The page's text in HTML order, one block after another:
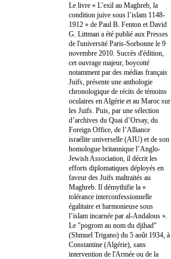
Le livre « L’exil au Maghreb, la
condition juive sous l’islam 1148-
1912 » de Paul B. Fenton et David
G. Littman a été publié aux Presses
de l'université Paris-Sorbonne le 9
novembre 2010. Succès d'édition,
cet ouvrage majeur, boycotté
notamment par des médias français
Juifs, présente une anthologie
chronologique de récits de témoins
oculaires en Algérie et au Maroc sur
les Juifs. Puis, par une sélection
d’archives du Quai d’Orsay, du
Foreign Office, de l’Alliance
israélite universelle (AIU) et de son
homologue britannique l’Anglo-
Jewish Association, il décrit les
efforts diplomatiques déployés en
faveur des Juifs maltraités au
Maghreb. Il démythifie la «
tolérance interconfessionnelle
égalitaire et harmonieuse sous
l’islam incarnée par al-Andalous ».
Le "pogrom au nom du djihad"
(Shmuel Trigano) du 5 août 1934, à
Constantine (Algérie), sans
intervention de l'Armée ou de la